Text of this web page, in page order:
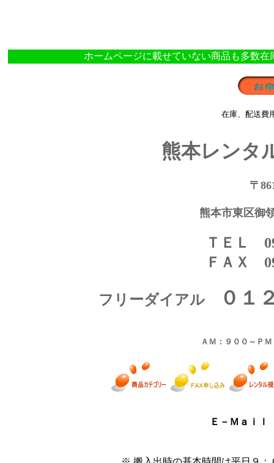
ホームページに載せていない商品も多数
在庫、配送費
熊本レンタ
〒
熊本市東区御
ＴＥＬ
ＦＡＸ
フリーダイアル ０１
ＡＭ：９００～Ｐ
Ｅ－Ｍａｉ